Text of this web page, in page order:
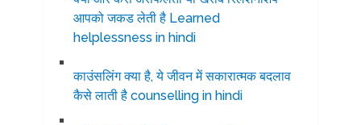
आपको जकड लेती है Learned
helplessness in hindi
काउंसलिंग क्या है, ये जीवन में सकारात्मक बदलाव
कैसे लाती है counselling in hindi